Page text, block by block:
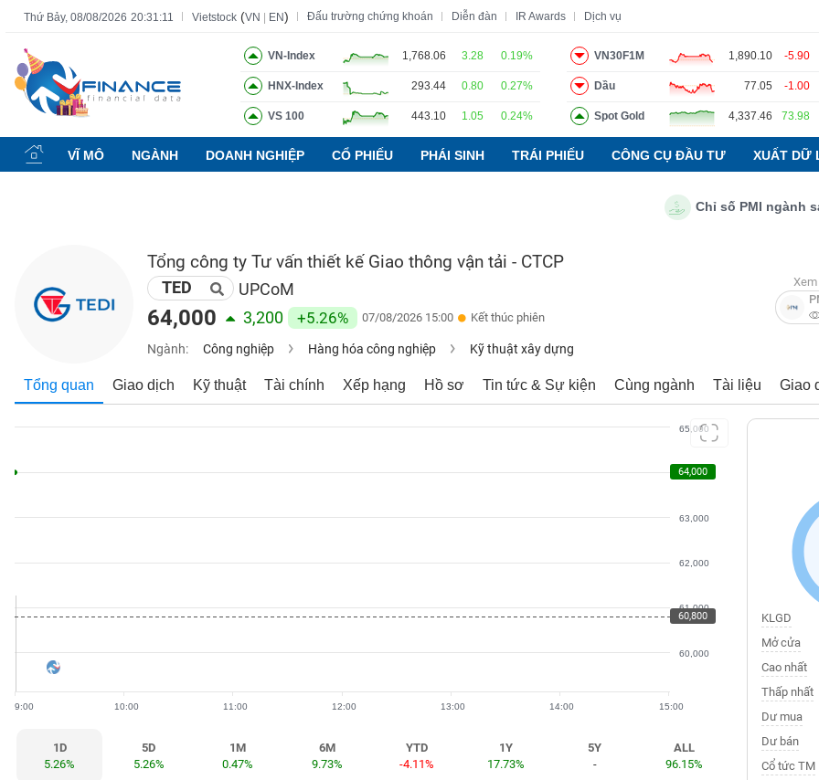
Thứ Bảy, 08/08/2026 20:31:12 Vietstock (VN EN) Đấu trường chứng khoán Diễn đàn IR Awards Dịch vụ
VN-Index 1,768.06 3.28 0.19%
HNX-Index 293.44 0.80 0.27%
VS 100 443.10 1.05 0.24%
VN30F1M 1,890.10 -5.90
Dầu 77.05 -1.00
Spot Gold 4,337.46 73.98
VĨ MÔ NGÀNH DOANH NGHIỆP CỔ PHIẾU PHÁI SINH TRÁI PHIẾU CÔNG CỤ ĐẦU TƯ XUẤT DỮ
Chỉ số PMI ngành sản
Tổng công ty Tư vấn thiết kế Giao thông vận tải - CТСР
TED UPCoM
64,000 3,200 +5.26% 07/08/2026 15:00 Kết thúc phiên
Ngành: Công nghiệp Hàng hóa công nghiệp Kỹ thuật xây dựng
Tổng quan Giao dịch Kỹ thuật Tài chính Xếp hạng Hồ sơ Tin tức & Sự kiện Cùng ngành Tài liệu Giao
60,000
61,000
62,000
63,000
64,000
65,000
9:00 10:00 11:00 12:00 13:00 14:00 15:00
60,800
64,000
1D
5.26%
5D
5.26%
1M
0.47%
6M
9.73%
YTD
-4.11%
1Y
17.73%
5Y
-
ALL
96.15%
KLGD
Mở cửa
Cao nhất
Thấp nhất
Dư mua
Dư bán
Cổ tức TM
Tất cả Tính năng Ngành Mã chứng khoán Lãnh đạo Báo cáo phân tích Thuật ngữ
Tính
năng
(-)
CHỨNG
KHOÁN
NGHIỆP
ĐỘNG
HÓA